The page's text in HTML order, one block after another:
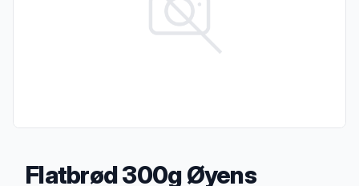
Flatbrød 300g Øyens